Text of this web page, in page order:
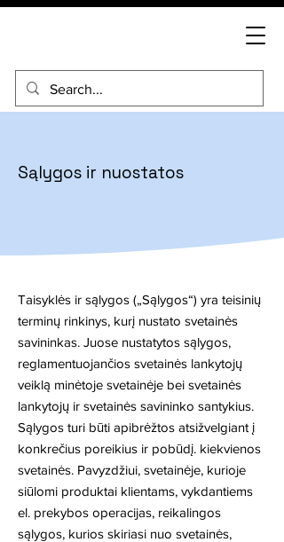
Sąlygos ir nuostatos
Taisyklės ir sąlygos („Sąlygos“) yra teisinių
terminų rinkinys, kurį nustato svetainės
savininkas. Juose nustatytos sąlygos,
reglamentuojančios svetainės lankytojų
veiklą minėtoje svetainėje bei svetainės
lankytojų ir svetainės savininko santykius.
Sąlygos turi būti apibrėžtos atsižvelgiant į
konkrečius poreikius ir pobūdį. kiekvienos
svetainės. Pavyzdžiui, svetainėje, kurioje
siūlomi produktai klientams, vykdantiems
el. prekybos operacijas, reikalingos
sąlygos, kurios skiriasi nuo svetainės,